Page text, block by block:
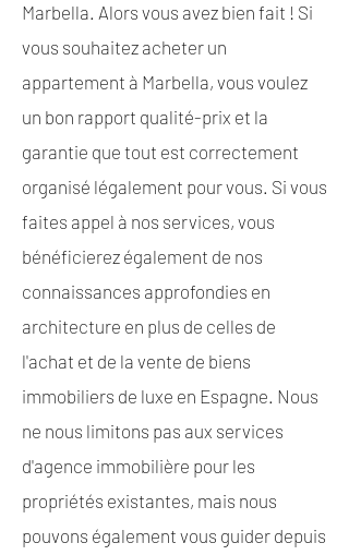
Marbella. Alors vous avez bien fait ! Si
vous souhaitez acheter un
appartement à Marbella, vous voulez
un bon rapport qualité-prix et la
garantie que tout est correctement
organisé légalement pour vous. Si vous
faites appel à nos services, vous
bénéficierez également de nos
connaissances approfondies en
architecture en plus de celles de
l'achat et de la vente de biens
immobiliers de luxe en Espagne. Nous
ne nous limitons pas aux services
d'agence immobilière pour les
propriétés existantes, mais nous
pouvons également vous guider depuis